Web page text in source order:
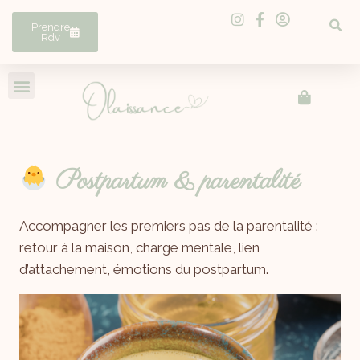
Prendre
Rdv
Postpartum & parentalité
Accompagner les premiers pas de la parentalité :
retour à la maison, charge mentale, lien
d’attachement, émotions du postpartum.